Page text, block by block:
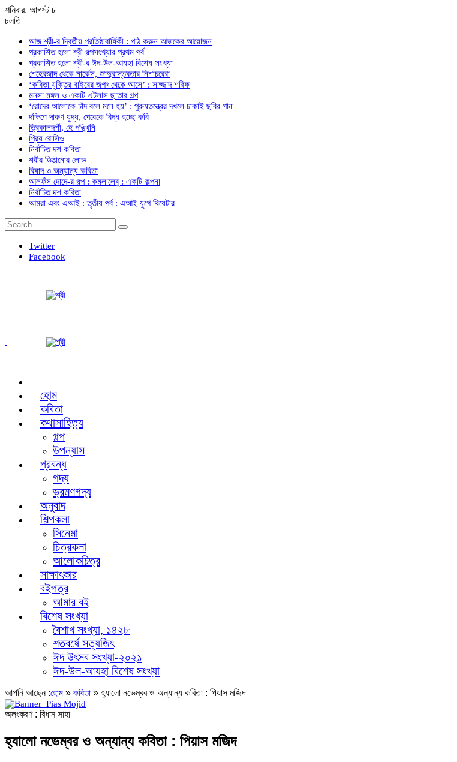
শনিবার, আগস্ট ৮
চলতি
আজ শ্রী-র দ্বিতীয় প্রতিষ্ঠাবার্ষিকী : পাঠ করুন আজকের আয়োজন
প্রকাশিত হলো শ্রী গল্পসংখ্যার প্রথম পর্ব
প্রকাশিত হলো শ্রী-র ঈদ-উল-আযহা বিশেষ সংখ্যা
শেহেরজাদ থেকে মার্কেস, জাদুবাস্তবতার নিশাচরেরা
‘কবিতা যুক্তির বাইরের জগৎ থেকে আসে’ : সাজ্জাদ শরিফ
মনসা মঙ্গল ও একটি এটলাস ছাতার গল্প
‘রোদের আলোকে চাঁদ বলে মনে হয়’ : পুরুষতন্ত্রের দখলে ঢাকাই ছবির গান
দক্ষিণে দারুণ যুদ্ধ, পেরেকে বিদ্ধ হচ্ছে কবি
ত্রিকালদর্শী, হে পঙ্খিনি
প্রিয় রোসিও
নির্বাচিত দশ কবিতা
শরীর ডিঙানোর লোভ
বিষাদ ও অন্যান্য কবিতা
আলফঁস দোদে-র গল্প : কমলালেবু : একটি কল্পনা
নির্বাচিত দশ কবিতা
আমরা এবং এআই : তৃতীয় পর্ব : এআই যুগে থিয়েটার
Twitter
Facebook
হোম
কবিতা
কথাসাহিত্য
গল্প
উপন্যাস
প্রবন্ধ
গদ্য
ভ্রমণগদ্য
অনুবাদ
শিল্পকলা
সিনেমা
চিত্রকলা
আলোকচিত্র
সাক্ষাৎকার
বইপত্র
আমার বই
বিশেষ সংখ্যা
বৈশাখ সংখ্যা, ১৪২৮
শতবর্ষে সত্যজিৎ
ঈদ উৎসব সংখ্যা-২০২১
ঈদ-উল-আযহা বিশেষ সংখ্যা
আপনি আছেন :হোম » কবিতা » হ্যালো নভেম্বর ও অন্যান্য কবিতা : পিয়াস মজিদ
অলংকরণ : বিধান সাহা
হ্যালো নভেম্বর ও অন্যান্য কবিতা : পিয়াস মজিদ